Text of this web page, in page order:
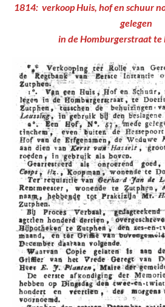
1814: verkoop Huis, hof en schuur
gelegen
in de Homburgerstraat te